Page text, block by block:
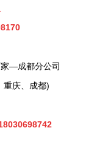
—成都分公司
重庆、成都)